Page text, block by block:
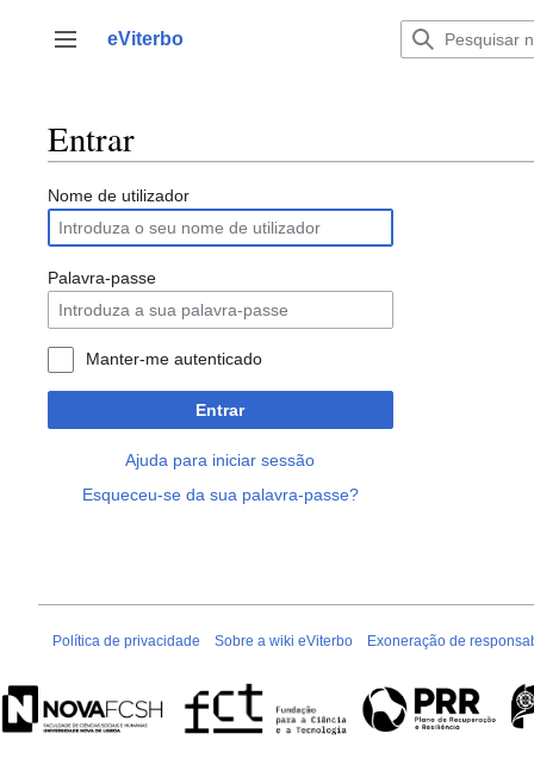
para
Alternar barra lateral
eViterbo
Entrar
Nome de utilizador
Palavra-passe
Manter-me autenticado
Entrar
Ajuda para iniciar sessão
Esqueceu-se da sua palavra-passe?
Política de privacidade Sobre a wiki eViterbo Exoneração de